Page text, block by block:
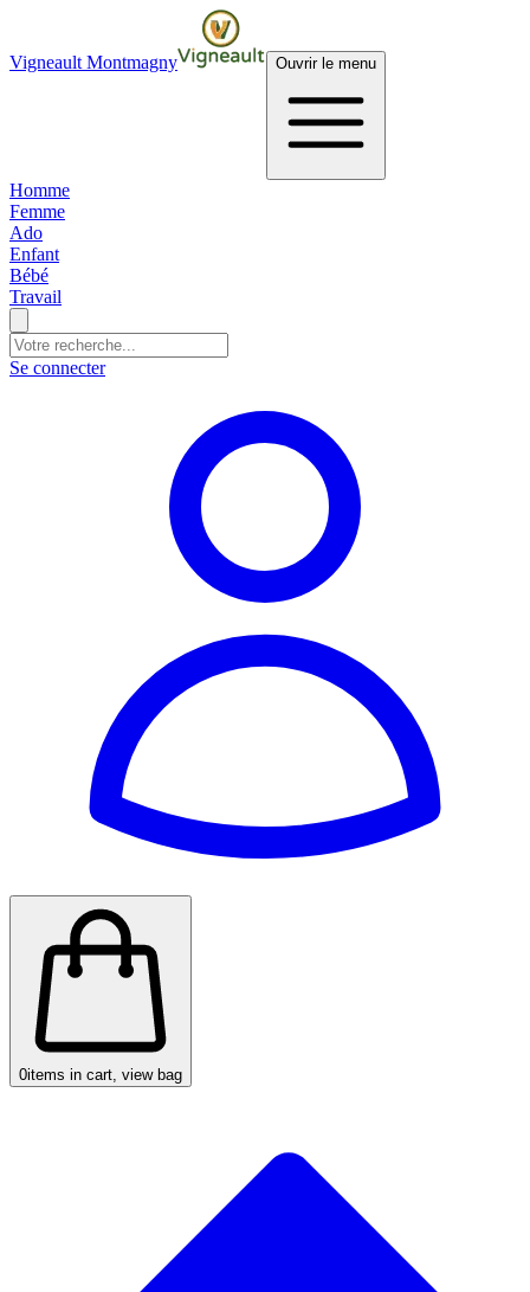
Vigneault Montmagny Ouvrir le menu
Homme
Femme
Ado
Enfant
Bébé
Travail
Se connecter
0items in cart, view bag